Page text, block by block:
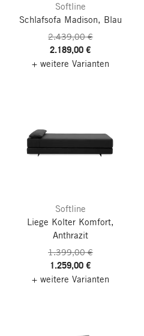
Softline
Schlafsofa Madison, Blau
2.439,00 €
2.189,00 €
+ weitere Varianten
Softline
Liege Kolter Komfort,
Anthrazit
1.399,00 €
1.259,00 €
+ weitere Varianten